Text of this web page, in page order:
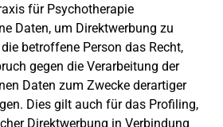
für Psychotherapie
Daten, um Direktwerbung zu
betroffene Person das Recht,
gegen die Verarbeitung der
Daten zum Zwecke derartiger
Dies gilt auch für das Profiling,
Direktwerbung in Verbindung